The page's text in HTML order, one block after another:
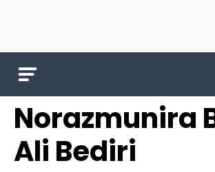
Norazmunira
Ali Bediri